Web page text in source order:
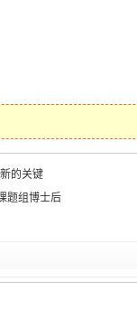
的关键
题组博士后